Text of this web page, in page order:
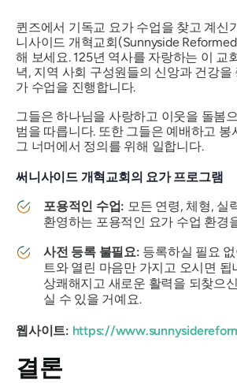
퀸즈에서 기독교 요가 수업을 찾고 계신
니사이드 개혁교회(Sunnyside
해 보세요. 125년 역사를 자랑하는 이 교
녁, 지역 사회 구성원들의 신앙과 건강을
가 수업을 진행합니다.
그들은 하나님을 사랑하고 이웃을 돌봄
범을 따릅니다. 또한 그들은 예배하고 봉
그 너머에서 정의를 위해 일합니다.
써니사이드 개혁교회의 요가 프로그램
포용적인 수업: 모든 연령, 체형, 실
환영하는 포용적인 요가 수업 환경
사전 등록 불필요: 등록하실 필요
트와 열린 마음만 가지고 오시면 됩
상쾌해지고 새로운 활력을 되찾으
실 수 있을 거예요.
웹사이트: https://
결론